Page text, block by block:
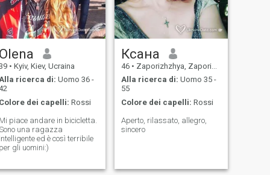
Olena
• Kyiv, Kiev, Ucraina
ricerca di: Uomo 36 -
Colore dei capelli: Rossi
Mi piace andare in bicicletta.
una ragazza
intelligente ed è così terribile
per gli uomini:)
Ксана
46 • Zaporizhzhya, Zaporizhzhya, Ucraina
Alla ricerca di: Uomo 35 -
55
Colore dei capelli: Rossi
Aperto, rilassato, allegro,
sincero